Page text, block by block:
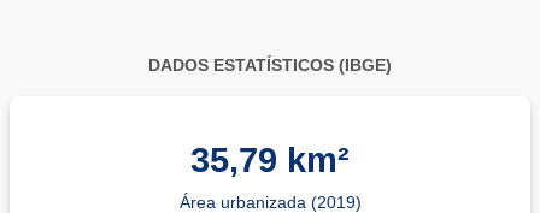
DADOS ESTATÍSTICOS (IBGE)
35,79 km²
Área urbanizada (2019)